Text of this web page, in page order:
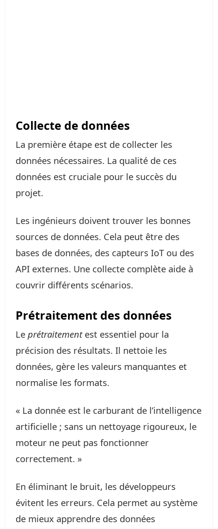
Collecte de données
La première étape est de collecter les
données nécessaires. La qualité de ces
données est cruciale pour le succès du
projet.
Les ingénieurs doivent trouver les bonnes
sources de données. Cela peut être des
bases de données, des capteurs IoT ou des
API externes. Une collecte complète aide à
couvrir différents scénarios.
Prétraitement des données
Le prétraitementest essentiel pour la
précision des résultats. Il nettoie les
données, gère les valeurs manquantes et
normalise les formats.
« La donnée est le carburant de l’intelligence
artificielle ; sans un nettoyage rigoureux, le
moteur ne peut pas fonctionner
correctement. »
En éliminant le bruit, les développeurs
évitent les erreurs. Cela permet au système
de mieux apprendre des données